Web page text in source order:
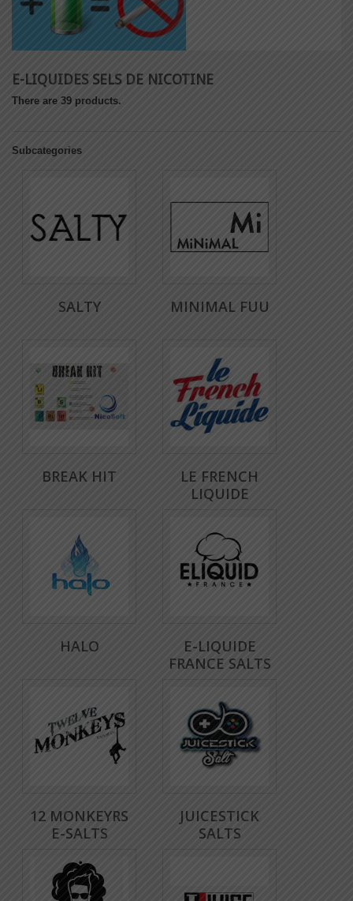
E-LIQUIDES SELS DE NICOTINE
There are 39 products.
Subcategories
SALTY MINIMAL FUU
BREAK HIT
LE FRENCH
LIQUIDE
HALO
E-LIQUIDE
FRANCE SALTS
12 MONKEYRS
E-SALTS
JUICESTICK
SALTS